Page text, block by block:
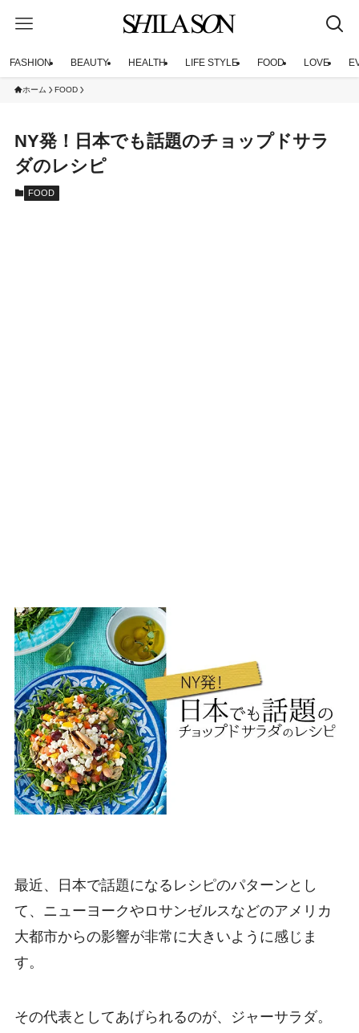
FASHION BEAUTY HEALTH LIFE STYLE FOOD LOVE
ホーム FOOD
NY発！日本でも話題のチョップドサラ
ダのレシピ
FOOD
最近、日本で話題になるレシピのパターンとし
て、ニューヨークやロサンゼルスなどのアメリカ
大都市からの影響が非常に大きいように感じま
す。
その代表としてあげられるのが、ジャーサラダ。